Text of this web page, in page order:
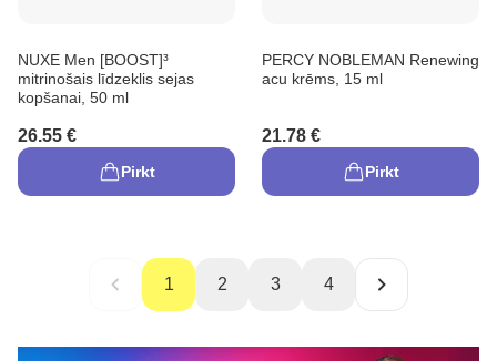
NUXE Men [BOOST]³
mitrinošais līdzeklis sejas
kopšanai, 50 ml
26.55 €
Pirkt
PERCY NOBLEMAN Renewing
acu krēms, 15 ml
21.78 €
Pirkt
1 2 3 4